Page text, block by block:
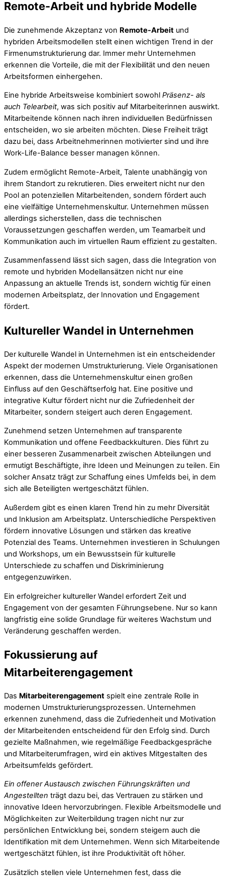
Remote-Arbeit und hybride Modelle
Die zunehmende Akzeptanz von Remote-Arbeit und
hybriden Arbeitsmodellen stellt einen wichtigen Trend in der
Firmenumstrukturierung dar. Immer mehr Unternehmen
erkennen die Vorteile, die mit der Flexibilität und den neuen
Arbeitsformen einhergehen.
Eine hybride Arbeitsweise kombiniert sowohl Präsenz- als
auch Telearbeit, was sich positiv auf Mitarbeiterinnen auswirkt.
Mitarbeitende können nach ihren individuellen Bedürfnissen
entscheiden, wo sie arbeiten möchten. Diese Freiheit trägt
dazu bei, dass Arbeitnehmerinnen motivierter sind und ihre
Work-Life-Balance besser managen können.
Zudem ermöglicht Remote-Arbeit, Talente unabhängig von
ihrem Standort zu rekrutieren. Dies erweitert nicht nur den
Pool an potenziellen Mitarbeitenden, sondern fördert auch
eine vielfältige Unternehmenskultur. Unternehmen müssen
allerdings sicherstellen, dass die technischen
Voraussetzungen geschaffen werden, um Teamarbeit und
Kommunikation auch im virtuellen Raum effizient zu gestalten.
Zusammenfassend lässt sich sagen, dass die Integration von
remote und hybriden Modellansätzen nicht nur eine
Anpassung an aktuelle Trends ist, sondern wichtig für einen
modernen Arbeitsplatz, der Innovation und Engagement
fördert.
Kultureller Wandel in Unternehmen
Der kulturelle Wandel in Unternehmen ist ein entscheidender
Aspekt der modernen Umstrukturierung. Viele Organisationen
erkennen, dass die Unternehmenskultur einen großen
Einfluss auf den Geschäftserfolg hat. Eine positive und
integrative Kultur fördert nicht nur die Zufriedenheit der
Mitarbeiter, sondern steigert auch deren Engagement.
Zunehmend setzen Unternehmen auf transparente
Kommunikation und offene Feedbackkulturen. Dies führt zu
einer besseren Zusammenarbeit zwischen Abteilungen und
ermutigt Beschäftigte, ihre Ideen und Meinungen zu teilen. Ein
solcher Ansatz trägt zur Schaffung eines Umfelds bei, in dem
sich alle Beteiligten wertgeschätzt fühlen.
Außerdem gibt es einen klaren Trend hin zu mehr Diversität
und Inklusion am Arbeitsplatz. Unterschiedliche Perspektiven
fördern innovative Lösungen und stärken das kreative
Potenzial des Teams. Unternehmen investieren in Schulungen
und Workshops, um ein Bewusstsein für kulturelle
Unterschiede zu schaffen und Diskriminierung
entgegenzuwirken.
Ein erfolgreicher kultureller Wandel erfordert Zeit und
Engagement von der gesamten Führungsebene. Nur so kann
langfristig eine solide Grundlage für weiteres Wachstum und
Veränderung geschaffen werden.
Fokussierung auf
Mitarbeiterengagement
Das Mitarbeiterengagement spielt eine zentrale Rolle in
modernen Umstrukturierungsprozessen. Unternehmen
erkennen zunehmend, dass die Zufriedenheit und Motivation
der Mitarbeitenden entscheidend für den Erfolg sind. Durch
gezielte Maßnahmen, wie regelmäßige Feedbackgespräche
und Mitarbeiterumfragen, wird ein aktives Mitgestalten des
Arbeitsumfelds gefördert.
Ein offener Austausch zwischen Führungskräften und
Angestellten trägt dazu bei, das Vertrauen zu stärken und
innovative Ideen hervorzubringen. Flexible Arbeitsmodelle und
Möglichkeiten zur Weiterbildung tragen nicht nur zur
persönlichen Entwicklung bei, sondern steigern auch die
Identifikation mit dem Unternehmen. Wenn sich Mitarbeitende
wertgeschätzt fühlen, ist ihre Produktivität oft höher.
Zusätzlich stellen viele Unternehmen fest, dass die